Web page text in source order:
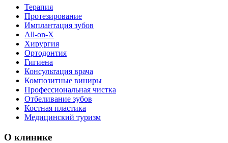
Терапия
Протезирование
Имплантация зубов
All-on-X
Хирургия
Ортодонтия
Гигиена
Консультация врача
Композитные виниры
Профессиональная чистка
Отбеливание зубов
Костная пластика
Медицинский туризм
О клинике